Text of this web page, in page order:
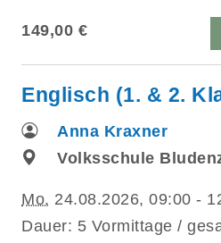
149,00 €
Englisch (1. & 2.
Anna Kraxner
Volksschule
Mo. 24.08.2026, 09:00 -
Dauer: 5 Vormittage /